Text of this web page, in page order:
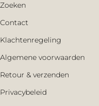
Zoeken
Contact
Klachtenregeling
Algemene voorwaarden
Retour & verzenden
Privacybeleid